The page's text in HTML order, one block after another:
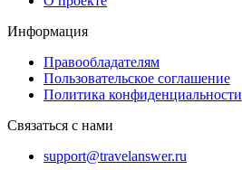
Информация
Правообладателям
Пользовательское соглашение
Политика конфиденциальности
Связаться с нами
support@travelanswer.ru